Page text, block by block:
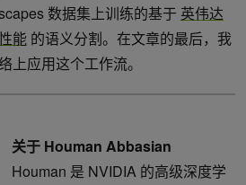
数据集上训练的基于 英伟达
能 的语义分割。在文章的最后，我
上应用这个工作流。
关于 Houman Abbasian
Houman 是 NVIDIA 的高级深度学